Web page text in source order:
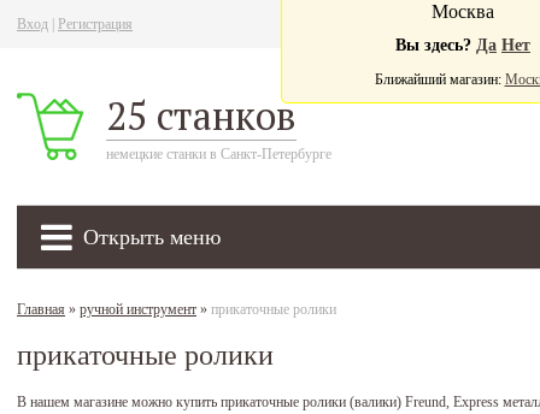
Вход Регистрация
25 станков
немецкие станки в Санкт-Петербурге
Открыть меню
Москва
Вы здесь? Да Нет
Ближайший магазин:
Главная » ручной инструмент » прикаточные ролики
прикаточные ролики
В нашем магазине можно купить прикаточные ролики (валики) Freund, Express